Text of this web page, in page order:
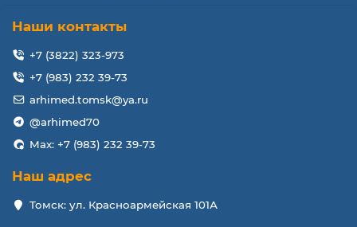
Наши контакты
+7 (3822) 323-973
+7 (983) 232 39-73
arhimed.tomsk@ya.ru
@arhimed70
Max: +7 (983) 232 39-73
Наш адрес
Томск: ул. Красноармейская 101А